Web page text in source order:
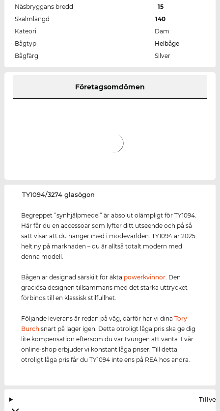
Näsbryggans bredd
15
Skalmlängd
140
Kateori
Dam
Bågtyp
Helbåge
Bågfärg
Silver
Företagsomdömen
‌TY1094/3274 glasögon
Begreppet ”synhjälpmedel” är absolut olämpligt för TY1094.
Här får du en accessoar som lyfter ditt utseende och på så
sätt visar att du hänger med i modevärlden. TY1094 är 2025
helt ny på marknaden – du är alltså totalt modern med
denna modell.
Bågen är designad särskilt för äkta powerkvinnor. Den
graciösa designen tillsammans med det starka uttrycket
förbinds till en klassisk stilfullhet.
Följande leverans är redan på väg, därför har vi dinaTory
Burch snart på lager igen. Detta otroligt låga pris ska ge dig
lite kompensation eftersom du var tvungen att vänta. I vår
online-shop erbjuder vi konstant låga priser. Till detta
otroligt låga pris får du TY1094 inte ens på REA hos andra.